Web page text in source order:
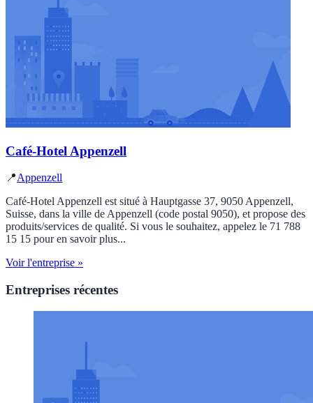
Café-Hotel Appenzell
📍Appenzell
Café-Hotel Appenzell est situé à Hauptgasse 37, 9050 Appenzell,
Suisse, dans la ville de Appenzell (code postal 9050), et propose des
produits/services de qualité. Si vous le souhaitez, appelez le 71 788
15 15 pour en savoir plus...
Voir l'entreprise »
Entreprises récentes